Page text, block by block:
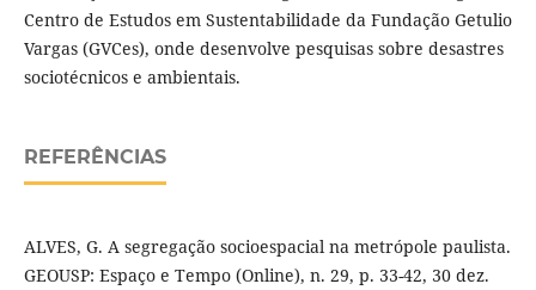
Centro de Estudos em Sustentabilidade da Fundação Getulio
Vargas (GVCes), onde desenvolve pesquisas sobre desastres
sociotécnicos e ambientais.
REFERÊNCIAS
ALVES, G. A segregação socioespacial na metrópole paulista.
GEOUSP: Espaço e Tempo (Online), n. 29, p. 33-42, 30 dez.